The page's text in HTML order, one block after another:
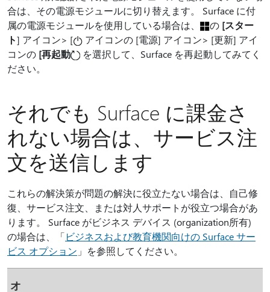
合は、その電源モジュールに切り替えます。 Surface に付
属の電源モジュールを使用している場合は、
の [スター
ト] アイコン> [
アイコンの [電源] アイコン> [更新] アイ
コンの [再起動
を選択して、Surface を再起動してみてく
ださい。
それでも Surface に課金さ
れない場合は、サービス注
文を送信します
これらの解決策が問題の解決に役立たない場合は、自己修
復、サービス注文、または対人サポートが役立つ場合があ
ります。 Surface がビジネス デバイス (organization所有)
の場合は、「ビジネスおよび教育機関向けの Surface サー
ビス オプション 」を参照してください。
オ